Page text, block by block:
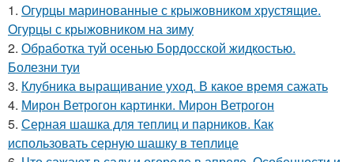
1. Огурцы маринованные с крыжовником хрустящие.
Огурцы с крыжовником на зиму
2. Обработка туй осенью Бордосской жидкостью.
Болезни туи
3. Клубника выращивание уход. В какое время сажать
4. Мирон Ветрогон картинки. Мирон Ветрогон
5. Серная шашка для теплиц и парников. Как
использовать серную шашку в теплице